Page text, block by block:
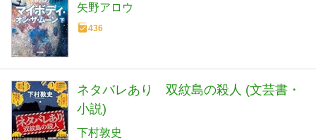
矢野アロウ
436
ネタバレあり 双紋島の殺人 (文芸書・
小説)
下村敦史